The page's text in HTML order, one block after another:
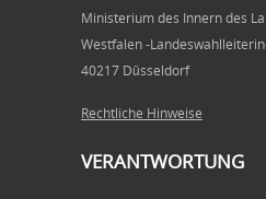
Ministerium des Innern des
Westfalen -
40217 Düsseldorf
Rechtliche Hinweise
VERANTWORTUNG